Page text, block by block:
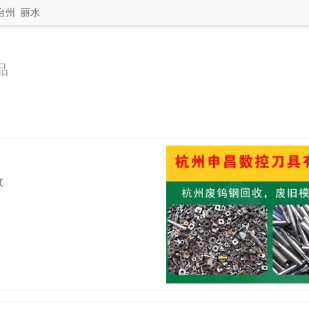
州 丽水